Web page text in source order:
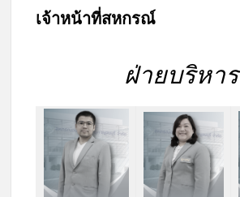
เจ้าหน้าที่สหกรณ์
ฝ่ายบริหาร